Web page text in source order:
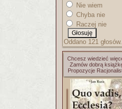
Nie wiem
Chyba nie
Raczej nie
Oddano 121 głosów.
Chcesz wiedzieć
Zamów dobrą
Propozycje